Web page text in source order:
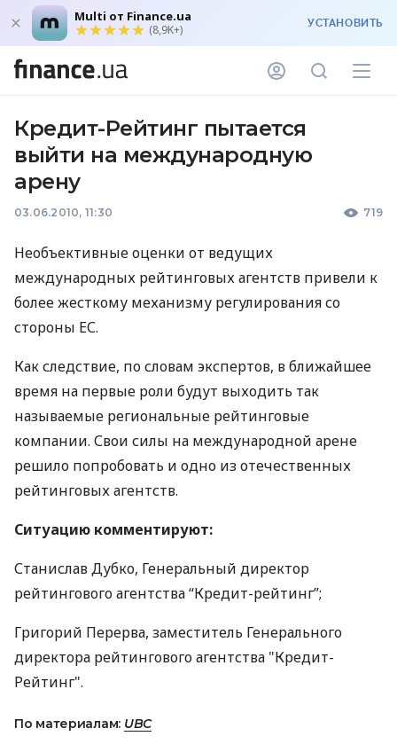
Multi от Finance.ua
(8,9K+) УСТАНОВИТЬ
Кредит-Рейтинг пытается
выйти на международную
арену
03.06.2010, 11:30 719
Необъективные оценки от ведущих
международных рейтинговых агентств привели к
более жесткому механизму регулирования со
стороны ЕС.
Как следствие, по словам экспертов, в ближайшее
время на первые роли будут выходить так
называемые региональные рейтинговые
компании. Свои силы на международной арене
решило попробовать и одно из отечественных
рейтинговых агентств.
Ситуацию комментируют:
Станислав Дубко, Генеральный директор
рейтингового агентства “Кредит-рейтинг”;
Григорий Перерва, заместитель Генерального
директора рейтингового агентства "Кредит-
Рейтинг".
По материалам: UBC